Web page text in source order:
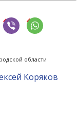
области
Коряков